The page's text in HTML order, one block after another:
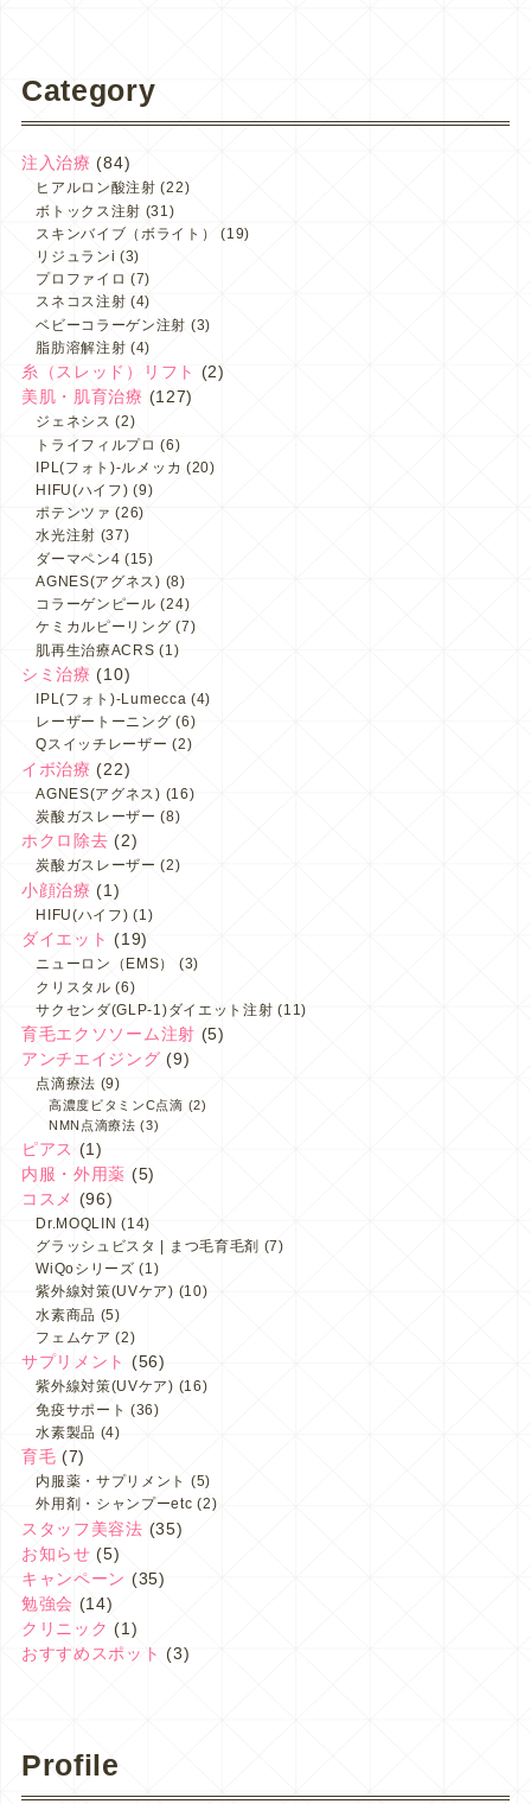
Category
注入治療 (84)
ヒアルロン酸注射 (22)
ボトックス注射 (31)
スキンバイブ（ボライト）
(19)
リジュランi (3)
プロファイロ (7)
スネコス注射 (4)
ベビーコラーゲン注射 (3)
脂肪溶解注射 (4)
糸（スレッド）リフト
(2)
美肌・肌育治療 (127)
ジェネシス (2)
トライフィルプロ (6)
IPL(フォト)-ルメッカ (20)
HIFU(ハイフ) (9)
ポテンツァ (26)
水光注射 (37)
ダーマペン4 (15)
AGNES(アグネス) (8)
コラーゲンピール (24)
ケミカルピーリング (7)
肌再生治療ACRS (1)
シミ治療 (10)
IPL(フォト)-Lumecca (4)
レーザートーニング (6)
Qスイッチレーザー (2)
イボ治療 (22)
AGNES(アグネス) (16)
炭酸ガスレーザー (8)
ホクロ除去 (2)
炭酸ガスレーザー (2)
小顔治療 (1)
HIFU(ハイフ) (1)
ダイエット (19)
ニューロン（EMS）
(3)
クリスタル (6)
サクセンダ(GLP-1)ダイエット注射 (11)
育毛エクソソーム注射 (5)
アンチエイジング (9)
点滴療法 (9)
高濃度ビタミンC点滴 (2)
NMN点滴療法 (3)
ピアス (1)
内服・外用薬 (5)
コスメ
(96)
Dr.MOQLIN (14)
グラッシュビスタ | まつ毛育毛剤 (7)
WiQoシリーズ (1)
紫外線対策(UVケア) (10)
水素商品 (5)
フェムケア (2)
サプリメント (56)
紫外線対策(UVケア) (16)
免疫サポート (36)
水素製品 (4)
育毛 (7)
内服薬・サプリメント (5)
外用剤・シャンプーetc (2)
スタッフ美容法 (35)
お知らせ (5)
キャンペーン (35)
勉強会 (14)
クリニック (1)
おすすめスポット (3)
Profile